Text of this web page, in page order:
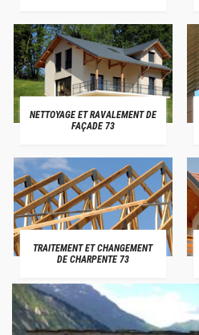
NETTOYAGE ET RAVALEMENT DE
FAÇADE 73
TRAITEMENT ET CHANGEMENT
DE CHARPENTE 73